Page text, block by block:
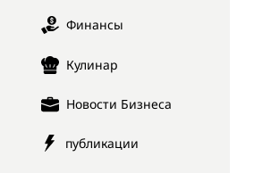
Финансы
Кулинар
Новости Бизнеса
публикации